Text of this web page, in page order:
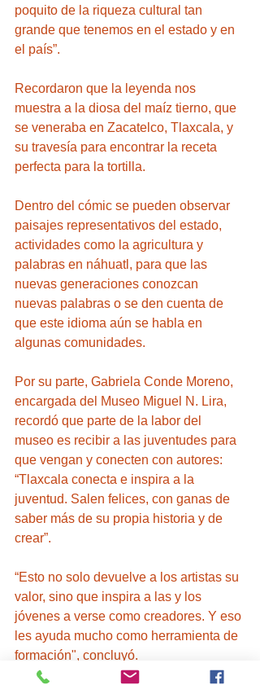
poquito de la riqueza cultural tan
grande que tenemos en el estado y en
el país”.
Recordaron que la leyenda nos
muestra a la diosa del maíz tierno, que
se veneraba en Zacatelco, Tlaxcala, y
su travesía para encontrar la receta
perfecta para la tortilla.
Dentro del cómic se pueden observar
paisajes representativos del estado,
actividades como la agricultura y
palabras en náhuatl, para que las
nuevas generaciones conozcan
nuevas palabras o se den cuenta de
que este idioma aún se habla en
algunas comunidades.
Por su parte, Gabriela Conde Moreno,
encargada del Museo Miguel N. Lira,
recordó que parte de la labor del
museo es recibir a las juventudes para
que vengan y conecten con autores:
“Tlaxcala conecta e inspira a la
juventud. Salen felices, con ganas de
saber más de su propia historia y de
crear”.
“Esto no solo devuelve a los artistas su
valor, sino que inspira a las y los
jóvenes a verse como creadores. Y eso
les ayuda mucho como herramienta de
formación", concluyó.